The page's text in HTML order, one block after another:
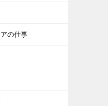
の仕事